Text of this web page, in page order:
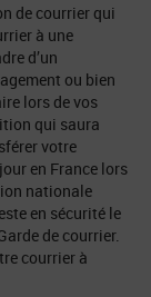
de courrier qui
à une
d’un
ou bien
lors de vos
qui saura
votre
en France lors
nationale
en sécurité le
de courrier.
courrier à